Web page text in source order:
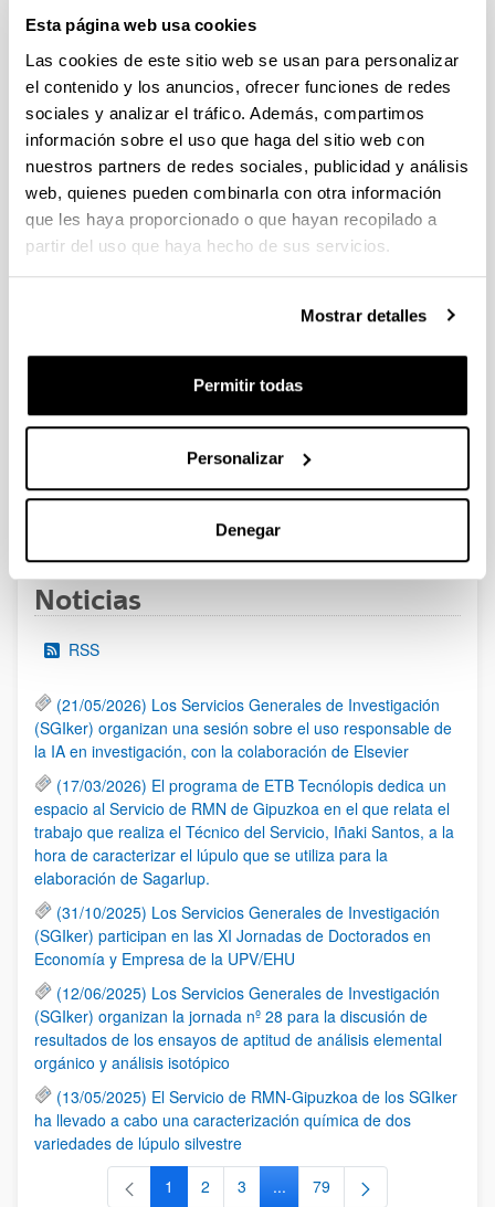
Esta página web usa cookies
Las cookies de este sitio web se usan para personalizar
el contenido y los anuncios, ofrecer funciones de redes
sociales y analizar el tráfico. Además, compartimos
información sobre el uso que haga del sitio web con
nuestros partners de redes sociales, publicidad y análisis
web, quienes pueden combinarla con otra información
que les haya proporcionado o que hayan recopilado a
partir del uso que haya hecho de sus servicios.
Mostrar detalles
Permitir todas
Personalizar
Denegar
Estancias de movilidad en el extranjero 2025 "José
Castillejo" para jóvenes doctores y "Salvador de Madariaga"
para profesores e investigadores sénior (MICIU)
Sin trámite abierto (Plazo de presentación de solicitudes:
29/01/2026 - 27/02/2026 14:00)
CONVOCATORIA PARA LA CONTRATACIÓN DE
PERSONAL INVESTIGADOR DOCTOR EN LA UPV/EHU
(2025)
Sin trámite abierto (Plazo de presentación de solicitudes:
02/06/2025 - 23/06/2025 23:59)
04/03/2026. Resolución definitiva de solicitudes concedidas y
Plazo interno expresiones de interés: hasta el 23/02/2026.
Páginas intermedias Use TAB para
PáginaPáginaPágina
Noticias
RSS
(21/05/2026) Los Servicios Generales de Investigación
(SGIker) organizan una sesión sobre el uso responsable de
la IA en investigación, con la colaboración de Elsevier
(17/03/2026) El programa de ETB Tecnólopis dedica un
espacio al Servicio de RMN de Gipuzkoa en el que relata el
trabajo que realiza el Técnico del Servicio, Iñaki Santos, a la
hora de caracterizar el lúpulo que se utiliza para la
elaboración de Sagarlup.
(31/10/2025) Los Servicios Generales de Investigación
(SGIker) participan en las XI Jornadas de Doctorados en
Economía y Empresa de la UPV/EHU
(12/06/2025) Los Servicios Generales de Investigación
(SGIker) organizan la jornada nº 28 para la discusión de
resultados de los ensayos de aptitud de análisis elemental
orgánico y análisis isotópico
(13/05/2025) El Servicio de RMN-Gipuzkoa de los SGIker
ha llevado a cabo una caracterización química de dos
variedades de lúpulo silvestre
Página
1 Página
2 Página
3 ...Páginas intermedias Use TAB
Página
79